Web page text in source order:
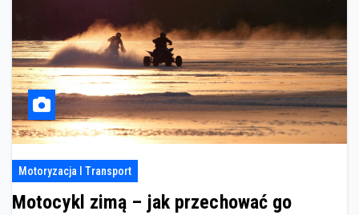
Motoryzacja I Transport
Motocykl zimą – jak przechować go